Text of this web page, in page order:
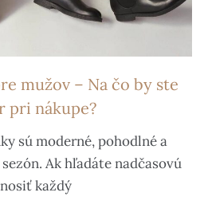
mužov – Na čo by ste
pri nákupe?
sú moderné, pohodlné a
Ak hľadáte nadčasovú
každý